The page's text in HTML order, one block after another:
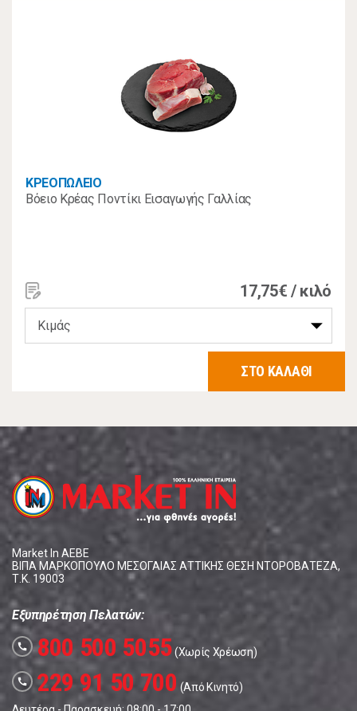
ΚΡΕΟΠΩΛΕΙΟ
Βόειο Κρέας Ποντίκι Εισαγωγής Γαλλίας
17,75€ / κιλό
ΣΤΟ ΚΑΛΑΘΙ
Market In ΑΕΒΕ
ΒΙΠΑ ΜΑΡΚΟΠΟΥΛΟ ΜΕΣΟΓΑΙΑΣ ΑΤΤΙΚΗΣ ΘΕΣΗ ΝΤΟΡΟΒΑΤΕΖΑ,
Τ.Κ. 19003
Εξυπηρέτηση Πελατών:
call 800 500 5055(Χωρίς Χρέωση)
call 229 91 50 700 (Από Κινητό)